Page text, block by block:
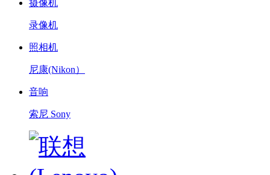
摄像机
录像机
照相机
尼康(Nikon）
音响
索尼 Sony